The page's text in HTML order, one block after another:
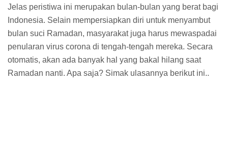
Jelas peristiwa ini merupakan bulan-bulan yang berat bagi
Indonesia. Selain mempersiapkan diri untuk menyambut
bulan suci Ramadan, masyarakat juga harus mewaspadai
penularan virus corona di tengah-tengah mereka. Secara
otomatis, akan ada banyak hal yang bakal hilang saat
Ramadan nanti. Apa saja? Simak ulasannya berikut ini..